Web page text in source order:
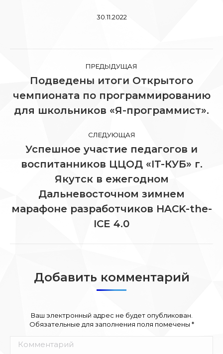
30.11.2022
Навигация
по
записям
ПРЕДЫДУЩАЯ
Предыдущая
запись:
Подведены итоги Открытого
чемпионата по программированию
для школьников «Я-программист».
СЛЕДУЮЩАЯ
Следующая
запись:
Успешное участие педагогов и
воспитанников ЦЦОД «IT-КУБ» г.
Якутск в ежегодном
Дальневосточном зимнем
марафоне разработчиков HACK-the-
ICE 4.0
Добавить комментарий
Ваш электронный адрес не будет опубликован.
Обязательные для заполнения поля помечены *
Комментарий